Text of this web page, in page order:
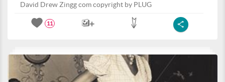
David Drew Zingg com copyright by PLUG
11